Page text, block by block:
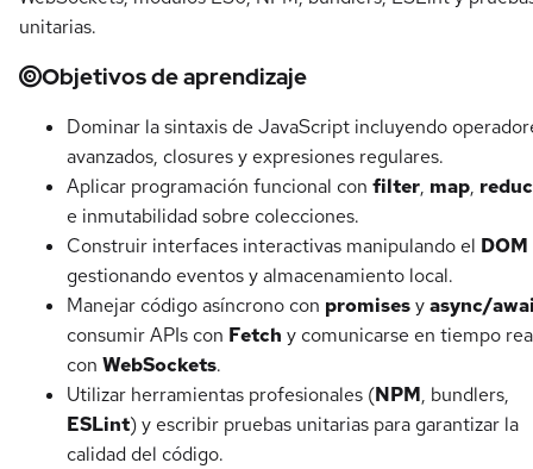
unitarias.
Objetivos de aprendizaje
Dominar la sintaxis de JavaScript incluyendo
avanzados, closures y expresiones regulares.
Aplicar programación funcional con filter, map,
e inmutabilidad sobre colecciones.
Construir interfaces interactivas manipulando el DOM
gestionando eventos y almacenamiento local.
Manejar código asíncrono con promisesyasync/
consumir APIs con Fetch y comunicarse en tiempo
con WebSockets.
Utilizar herramientas profesionales (NPM, bundlers,
ESLint) y escribir pruebas unitarias para garantizar la
calidad del código.